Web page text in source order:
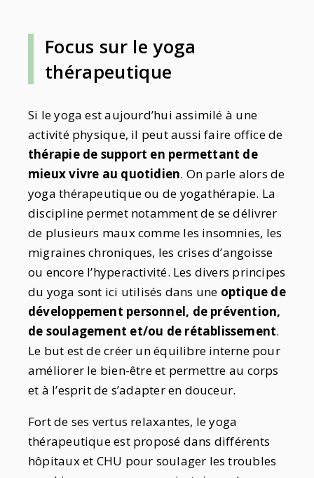
Focus sur le yoga
thérapeutique
Si le yoga est aujourd’hui assimilé à une
activité physique, il peut aussi faire office de
thérapie de support en permettant de
mieux vivre au quotidien. On parle alors de
yoga thérapeutique ou de yogathérapie. La
discipline permet notamment de se délivrer
de plusieurs maux comme les insomnies, les
migraines chroniques, les crises d’angoisse
ou encore l’hyperactivité. Les divers principes
du yoga sont ici utilisés dans une optique de
développement personnel, de prévention,
de soulagement et/ou de rétablissement.
Le but est de créer un équilibre interne pour
améliorer le bien-être et permettre au corps
et à l’esprit de s’adapter en douceur.
Fort de ses vertus relaxantes, le yoga
thérapeutique est proposé dans différents
hôpitaux et CHU pour soulager les troubles